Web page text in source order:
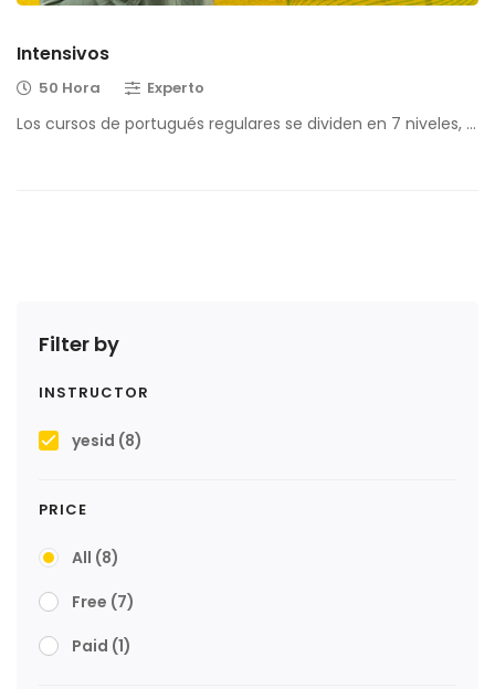
Filter by
INSTRUCTOR
yesid (8)
PRICE
All (8)
Free (7)
Paid (1)
Intensivos
50 Hora Experto
Los cursos de portugués regulares se dividen en 7 niveles, …